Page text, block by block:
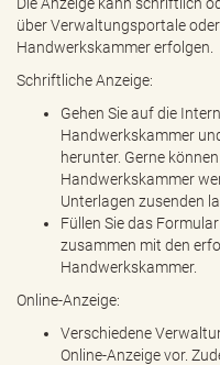
über Verwaltungsportale
Handwerkskammer erfolgen.
Schriftliche Anzeige:
Gehen Sie auf die
Handwerkskammer
herunter. Gerne
Handwerkskammer
Unterlagen zusenden
Füllen Sie das
zusammen mit den
Handwerkskammer.
Online-Anzeige:
Verschiedene
Online-Anzeige vor.